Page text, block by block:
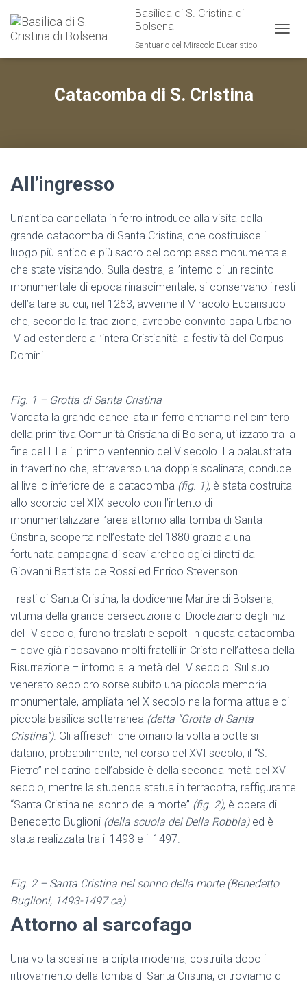
Basilica di S. Cristina di
Bolsena
Santuario del Miracolo Eucaristico
Catacomba di S. Cristina
All’ingresso
Un’antica cancellata in ferro introduce alla visita della
grande catacomba di Santa Cristina, che costituisce il
luogo più antico e più sacro del complesso monumentale
che state visitando. Sulla destra, all’interno di un recinto
monumentale di epoca rinascimentale, si conservano i resti
dell’altare su cui, nel 1263, avvenne il Miracolo Eucaristico
che, secondo la tradizione, avrebbe convinto papa Urbano
IV ad estendere all’intera Cristianità la festività del Corpus
Domini.
Fig. 1 – Grotta di Santa Cristina
Varcata la grande cancellata in ferro entriamo nel cimitero
della primitiva Comunità Cristiana di Bolsena, utilizzato tra la
fine del III e il primo ventennio del V secolo. La balaustrata
in travertino che, attraverso una doppia scalinata, conduce
al livello inferiore della catacomba (fig. 1), è stata costruita
allo scorcio del XIX secolo con l’intento di
monumentalizzare l’area attorno alla tomba di Santa
Cristina, scoperta nell’estate del 1880 grazie a una
fortunata campagna di scavi archeologici diretti da
Giovanni Battista de Rossi ed Enrico Stevenson.
I resti di Santa Cristina, la dodicenne Martire di Bolsena,
vittima della grande persecuzione di Diocleziano degli inizi
del IV secolo, furono traslati e sepolti in questa catacomba
– dove già riposavano molti fratelli in Cristo nell’attesa della
Risurrezione – intorno alla metà del IV secolo. Sul suo
venerato sepolcro sorse subito una piccola memoria
monumentale, ampliata nel X secolo nella forma attuale di
piccola basilica sotterranea (detta “Grotta di Santa
Cristina”). Gli affreschi che ornano la volta a botte si
datano, probabilmente, nel corso del XVI secolo; il “S.
Pietro” nel catino dell’abside è della seconda metà del XV
secolo, mentre la stupenda statua in terracotta, raffigurante
“Santa Cristina nel sonno della morte” (fig. 2), è opera di
Benedetto Buglioni (della scuola dei Della Robbia) ed è
stata realizzata tra il 1493 e il 1497.
Fig. 2 – Santa Cristina nel sonno della morte (Benedetto
Buglioni, 1493-1497 ca)
Attorno al sarcofago
Una volta scesi nella cripta moderna, costruita dopo il
ritrovamento della tomba di Santa Cristina, ci troviamo di